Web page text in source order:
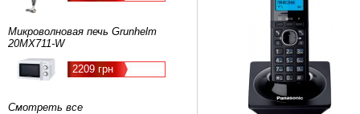
Микроволновая печь Grunhelm
20MX711-W
2209 грн
Смотреть все